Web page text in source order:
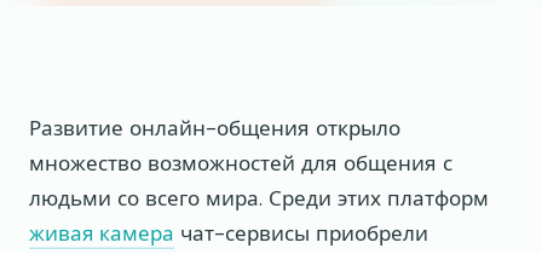
Развитие онлайн-общения открыло
множество возможностей для общения с
людьми со всего мира. Среди этих платформ
живая камера чат-сервисы приобрели